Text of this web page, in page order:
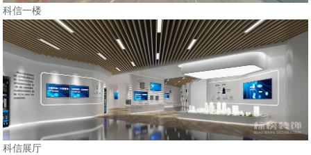
科信一楼
科信展厅